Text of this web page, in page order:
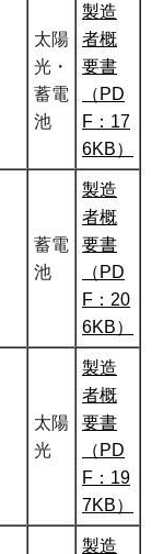
太陽
光・
蓄電
池
製造
者概
要書
（PD
F：17
6KB）
蓄電
池
製造
者概
要書
（PD
F：20
6KB）
太陽
光
製造
者概
要書
（PD
F：19
7KB）
製造